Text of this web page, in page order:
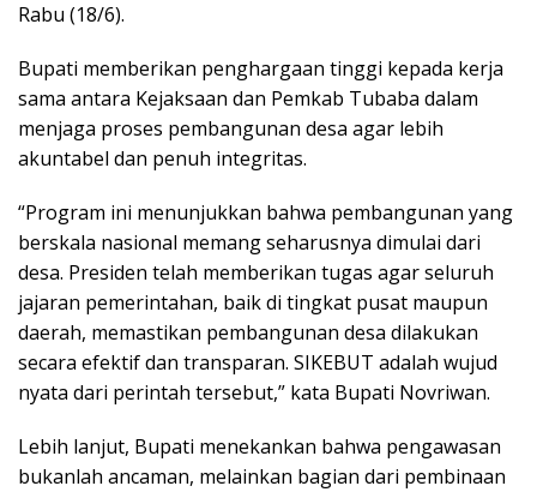
Rabu (18/6).
Bupati memberikan penghargaan tinggi kepada kerja
sama antara Kejaksaan dan Pemkab Tubaba dalam
menjaga proses pembangunan desa agar lebih
akuntabel dan penuh integritas.
“Program ini menunjukkan bahwa pembangunan yang
berskala nasional memang seharusnya dimulai dari
desa. Presiden telah memberikan tugas agar seluruh
jajaran pemerintahan, baik di tingkat pusat maupun
daerah, memastikan pembangunan desa dilakukan
secara efektif dan transparan. SIKEBUT adalah wujud
nyata dari perintah tersebut,” kata Bupati Novriwan.
Lebih lanjut, Bupati menekankan bahwa pengawasan
bukanlah ancaman, melainkan bagian dari pembinaan